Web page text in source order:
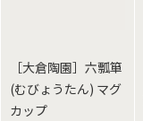
［大倉陶園］六瓢箪
(むびょうたん) マグ
カップ